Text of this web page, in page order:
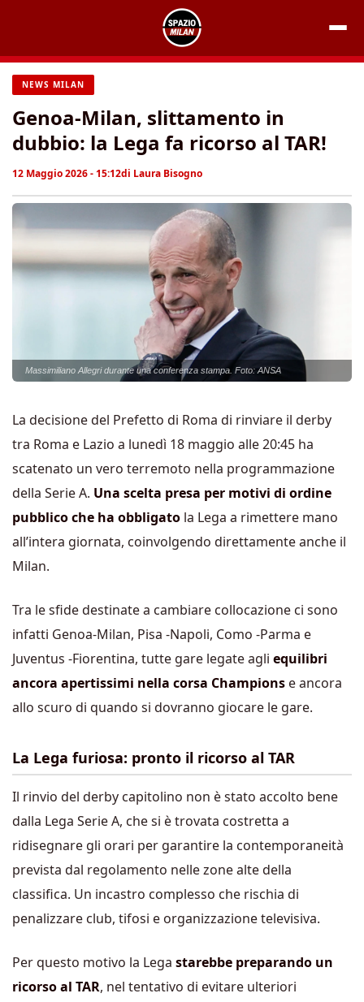
contenuto
NEWS MILAN
Genoa-Milan, slittamento in
dubbio: la Lega fa ricorso al TAR!
12 Maggio 2026 - 15:12di Laura Bisogno
Massimiliano Allegri durante una conferenza stampa. Foto: ANSA
La decisione del Prefetto di Roma di rinviare il derby
tra Roma e Lazio a lunedì 18 maggio alle 20:45 ha
scatenato un vero terremoto nella programmazione
della Serie A. Una scelta presa per motivi di ordine
pubblico che ha obbligato la Lega a rimettere mano
all’intera giornata, coinvolgendo direttamente anche il
Milan.
Tra le sfide destinate a cambiare collocazione ci sono
infatti Genoa-Milan, Pisa -Napoli, Como -Parma e
Juventus -Fiorentina, tutte gare legate agli equilibri
ancora apertissimi nella corsa Champions e ancora
allo scuro di quando si dovranno giocare le gare.
La Lega furiosa: pronto il ricorso al TAR
Il rinvio del derby capitolino non è stato accolto bene
dalla Lega Serie A, che si è trovata costretta a
ridisegnare gli orari per garantire la contemporaneità
prevista dal regolamento nelle zone alte della
classifica. Un incastro complesso che rischia di
penalizzare club, tifosi e organizzazione televisiva.
Per questo motivo la Lega starebbe preparando un
ricorso al TAR, nel tentativo di evitare ulteriori